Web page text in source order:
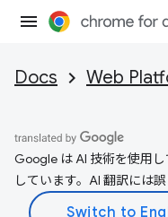
Docs Web
Google は AI 技術を使用
しています。AI 翻訳には